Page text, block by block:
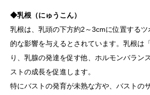
◆乳根（にゅうこん）
乳根は、乳頭の下方約2～3cmに位置する
的な影響を与えるとされています。乳根は
り、乳腺の発達を促す他、ホルモンバラン
ストの成長を促進します。
特にバストの発育が未熟な方や、バストの